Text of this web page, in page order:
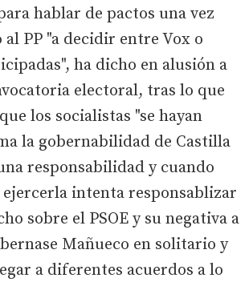
hablar de pactos una vez
al PP "a decidir entre Vox o
ha dicho en alusión a
electoral, tras lo que
los socialistas "se hayan
la gobernabilidad de Castilla
responsabilidad y cuando
intenta responsablizar
sobre el PSOE y su negativa a
Mañueco en solitario y
a diferentes acuerdos a lo